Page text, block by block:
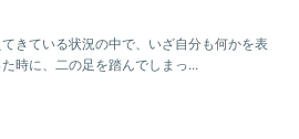
きている状況の中で、いざ自分も何かを表
時に、二の足を踏んでしまっ...